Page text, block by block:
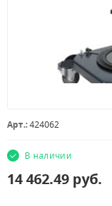
Арт.:424062
В наличии
14 462.49 руб.